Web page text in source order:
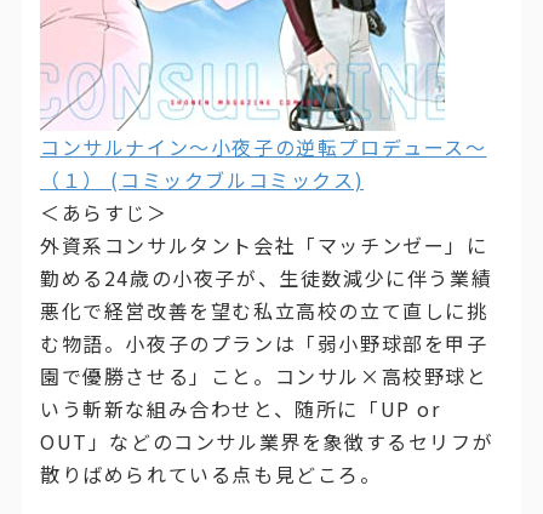
コンサルナイン～小夜子の逆転プロデュース～
（１） (コミックブルコミックス)
＜あらすじ＞
外資系コンサルタント会社「マッチンゼー」に
勤める24歳の小夜子が、生徒数減少に伴う業績
悪化で経営改善を望む私立高校の立て直しに挑
む物語。小夜子のプランは「弱小野球部を甲子
園で優勝させる」こと。コンサル×高校野球と
いう斬新な組み合わせと、随所に「UP or
OUT」などのコンサル業界を象徴するセリフが
散りばめられている点も見どころ。